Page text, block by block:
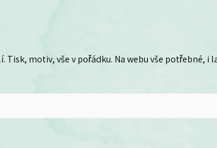
Tisk, motiv, vše v pořádku. Na webu vše potřebné,